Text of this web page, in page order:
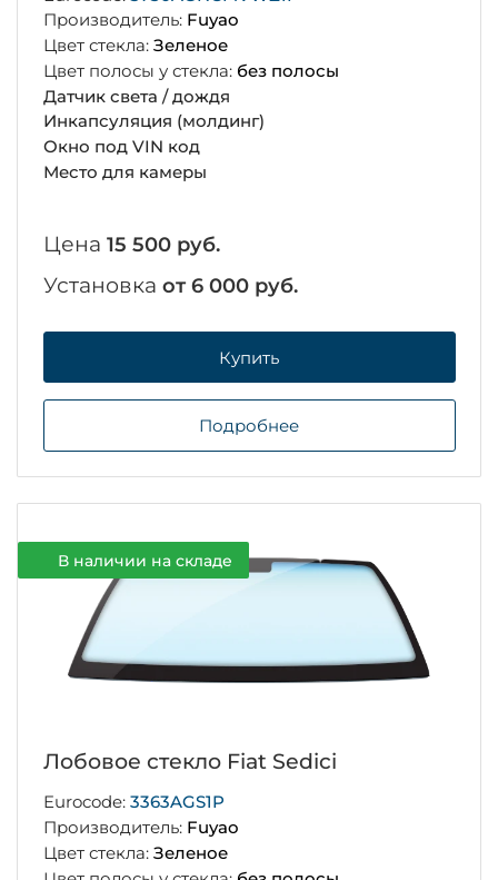
Производитель: Fuyao
Цвет стекла: Зеленое
Цвет полосы у стекла: без полосы
Датчик света / дождя
Инкапсуляция (молдинг)
Окно под VIN код
Место для камеры
Цена 15 500 руб.
Установка от 6 000 руб.
Купить
Подробнее
В наличии на складе
Лобовое стекло Fiat Sedici
Eurocode: 3363AGS1P
Производитель: Fuyao
Цвет стекла: Зеленое